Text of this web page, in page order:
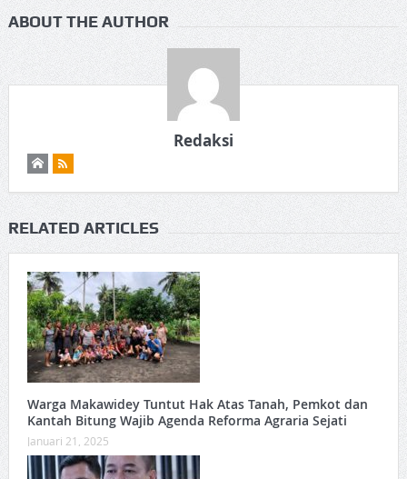
ABOUT THE AUTHOR
Redaksi
RELATED ARTICLES
Warga Makawidey Tuntut Hak Atas Tanah, Pemkot dan
Kantah Bitung Wajib Agenda Reforma Agraria Sejati
Januari 21, 2025